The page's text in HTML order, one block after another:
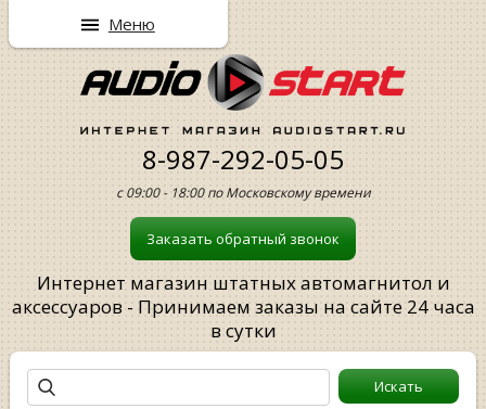
8-987-292-05-05
с 09:00 - 18:00 по Московскому времени
Заказать обратный звонок
Интернет магазин штатных автомагнитол и
аксессуаров - Принимаем заказы на сайте 24 часа
в сутки
Меню